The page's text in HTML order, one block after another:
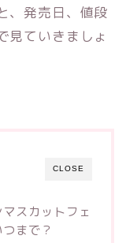
、発売日、値段
見ていきましょ
CLOSE
スカットフェ
まで？